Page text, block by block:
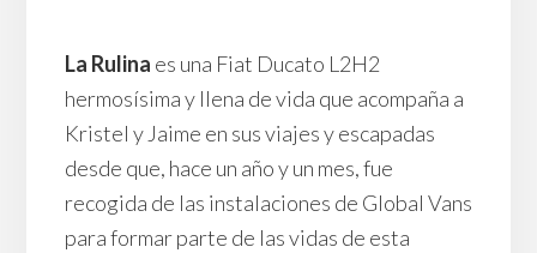
La Rulina es una Fiat Ducato L2H2
hermosísima y llena de vida que acompaña a
Kristel y Jaime en sus viajes y escapadas
desde que, hace un año y un mes, fue
recogida de las instalaciones de Global Vans
para formar parte de las vidas de esta